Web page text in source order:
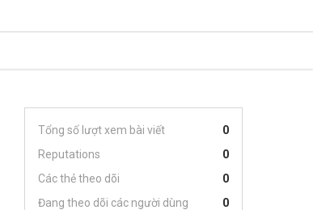
Tổng số lượt xem bài viết
0
Reputations
0
Các thẻ theo dõi
0
Đang theo dõi các người dùng
0